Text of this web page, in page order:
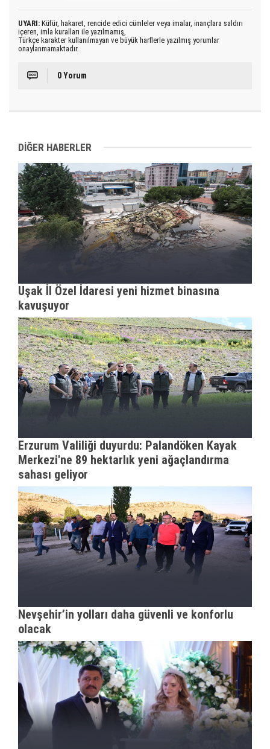
UYARI: Küfür, hakaret, rencide edici cümleler veya imalar, inançlara saldırı
içeren, imla kuralları ile yazılmamış,
Türkçe karakter kullanılmayan ve büyük harflerle yazılmış yorumlar
onaylanmamaktadır.
0 Yorum
DİĞER HABERLER
Uşak İl Özel İdaresi yeni hizmet binasına
kavuşuyor
Erzurum Valiliği duyurdu: Palandöken Kayak
Merkezi'ne 89 hektarlık yeni ağaçlandırma
sahası geliyor
Nevşehir’in yolları daha güvenli ve konforlu
olacak